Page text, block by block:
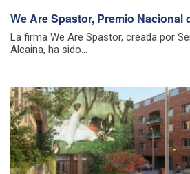
We Are Spastor, Premio Nacional
La firma We Are Spastor, creada por
Alcaina, ha sido...